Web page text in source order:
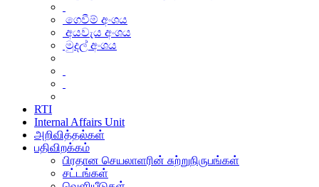
ගෙවීම් අංශය
අයවැය අංශය
මුදල් අංශය
RTI
Internal Affairs Unit
அறிவித்தல்கள்
பதிவிறக்கம்
பிரதான செயலாளரின் சுற்றுநிருபங்கள்
சட்டங்கள்